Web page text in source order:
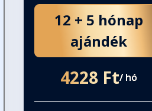
12 + 5 hónap
ajándék
4228 Ft/ hó